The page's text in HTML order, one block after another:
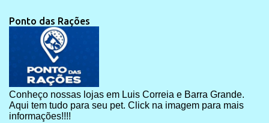
Ponto das Rações
Conheço nossas lojas em Luis Correia e Barra Grande.
Aqui tem tudo para seu pet. Click na imagem para mais
informações!!!!